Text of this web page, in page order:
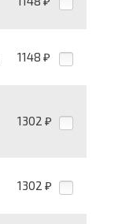
1148 ₽
1302 ₽
1302 ₽